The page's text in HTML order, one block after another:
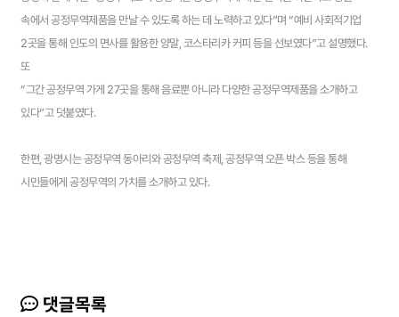
속에서 공정무역제품을 만날 수 있도록 하는 데 노력하고 있다”며 “예비 사회적기업
2곳을 통해 인도의 면사를 활용한 양말, 코스타리카 커피 등을 선보였다”고 설명했다.
또
“그간 공정무역 가게 27곳을 통해 음료뿐 아니라 다양한 공정무역제품을 소개하고
있다”고 덧붙였다.
한편, 광명시는 공정무역 동아리와 공정무역 축제, 공정무역 오픈 박스 등을 통해
시민들에게 공정무역의 가치를 소개하고 있다.
댓글목록